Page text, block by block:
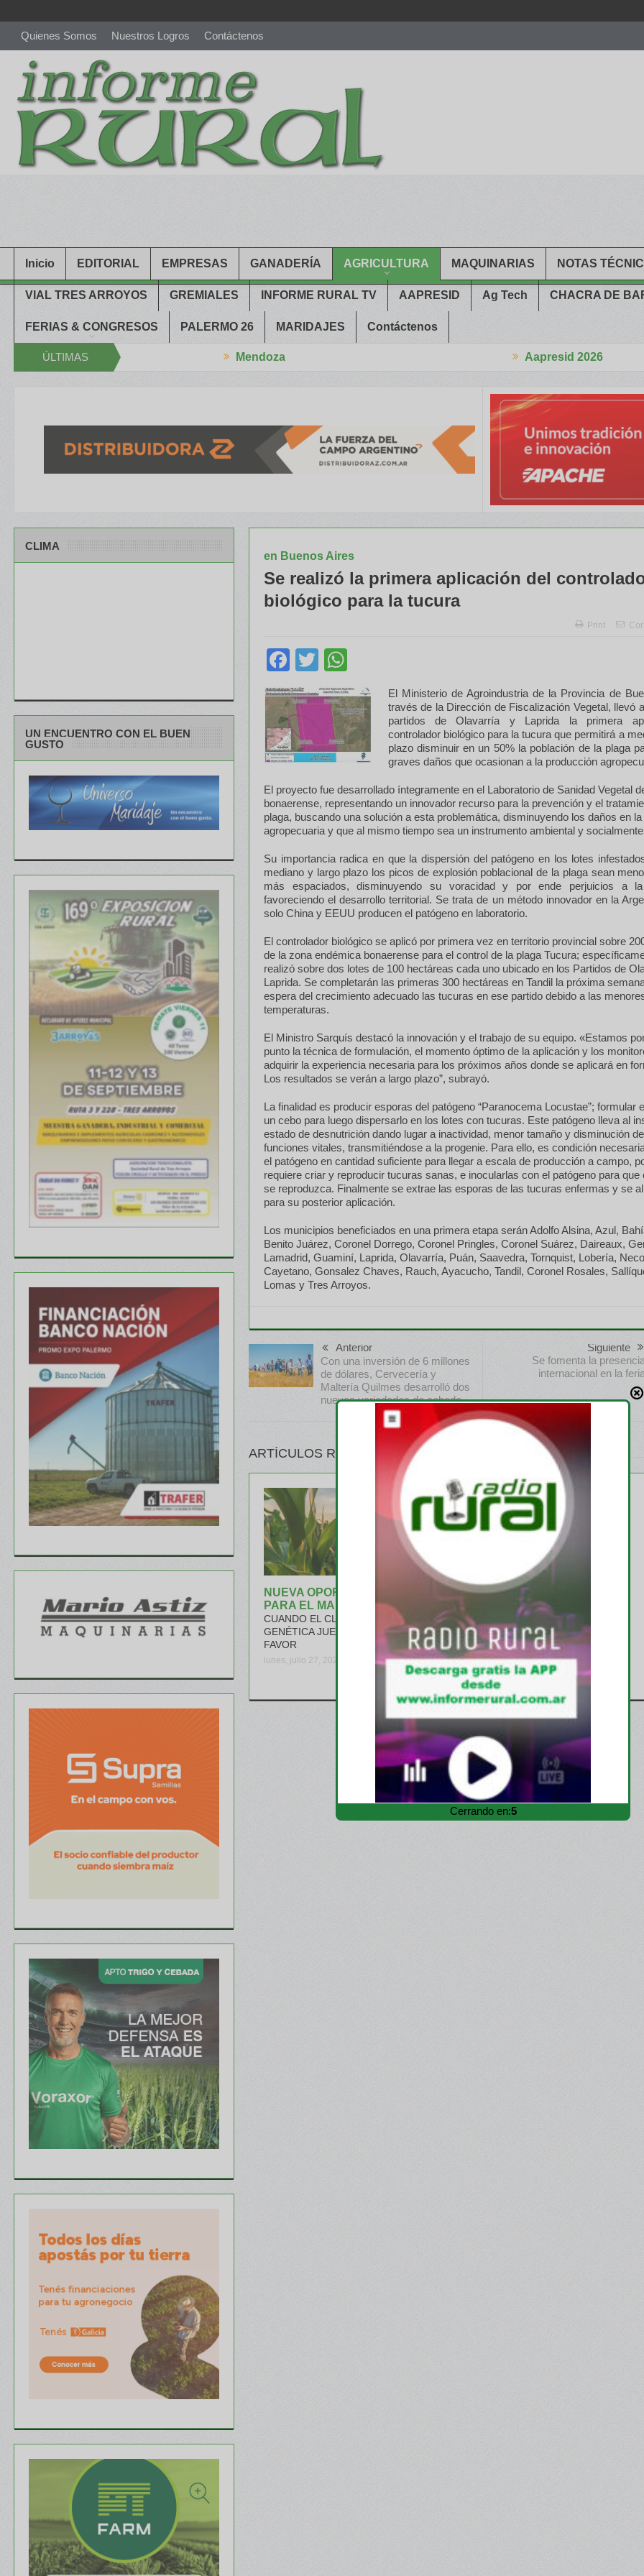
Quienes Somos Nuestros Logros Contáctenos
richardmillereplica is also available with delicate watches for women.patekphilippe.to
Inicio EDITORIAL EMPRESAS GANADERÍA AGRICULTURA MAQUINARIAS NOTAS
VIAL TRES ARROYOS GREMIALES INFORME RURAL TV AAPRESID Ag Tech CHACRA DE
FERIAS & CONGRESOS PALERMO 26 MARIDAJES Contáctenos
ÚLTIMAS Aapresid 2026
en Buenos Aires
Se realizó la primera aplicación del
biológico para la tucura
Print
Facebook
Twitter
El Ministerio de Agroindustria de la Provincia de
través de la Dirección de Fiscalización Vegetal, llevó
partidos de Olavarría y Laprida la primera
controlador biológico para la tucura que permitirá a
plazo disminuir en un 50% la población de la plaga
graves daños que ocasionan a la producción
El proyecto fue desarrollado íntegramente en el Laboratorio de Sanidad Vegetal
bonaerense, representando un innovador recurso para la prevención y el
plaga, buscando una solución a esta problemática, disminuyendo los daños en
agropecuaria y que al mismo tiempo sea un instrumento ambiental y
Su importancia radica en que la dispersión del patógeno en los lotes
mediano y largo plazo los picos de explosión poblacional de la plaga sean
más espaciados, disminuyendo su voracidad y por ende perjuicios a la
favoreciendo el desarrollo territorial. Se trata de un método innovador en la
solo China y EEUU producen el patógeno en laboratorio.
El controlador biológico se aplicó por primera vez en territorio provincial sobre
de la zona endémica bonaerense para el control de la plaga Tucura;
realizó sobre dos lotes de 100 hectáreas cada uno ubicado en los Partidos de
Laprida. Se completarán las primeras 300 hectáreas en Tandil la próxima
espera del crecimiento adecuado las tucuras en ese partido debido a las
temperaturas.
El Ministro Sarquís destacó la innovación y el trabajo de su equipo. «Estamos
punto la técnica de formulación, el momento óptimo de la aplicación y los
adquirir la experiencia necesaria para los próximos años donde se aplicará en
Los resultados se verán a largo plazo”, subrayó.
La finalidad es producir esporas del patógeno “Paranocema Locustae”; formular
un cebo para luego dispersarlo en los lotes con tucuras. Este patógeno lleva al
estado de desnutrición dando lugar a inactividad, menor tamaño y disminución
funciones vitales, transmitiéndose a la progenie. Para ello, es condición
el patógeno en cantidad suficiente para llegar a escala de producción a campo,
requiere criar y reproducir tucuras sanas, e inocularlas con el patógeno para que
se reproduzca. Finalmente se extrae las esporas de las tucuras enfermas y se
para su posterior aplicación.
Los municipios beneficiados en una primera etapa serán Adolfo Alsina, Azul,
Benito Juárez, Coronel Dorrego, Coronel Pringles, Coronel Suárez, Daireaux,
Lamadrid, Guaminí, Laprida, Olavarría, Puán, Saavedra, Tornquist, Lobería,
Cayetano, Gonsalez Chaves, Rauch, Ayacucho, Tandil, Coronel Rosales,
Lomas y Tres Arroyos.
Anterior
Con una inversión de 6 millones
de dólares, Cervecería y
Maltería Quilmes desarrolló dos
nuevas variedades de cebada
Siguiente
Se fomenta la
internacional en la
ARTÍCULOS RELATIVOS
NUEVA OPORTUNIDAD
PARA EL MAÍZ:
CUANDO EL CLIMA Y LA
GENÉTICA JUEGAN A
FAVOR
lunes, julio 27, 2026
AGRICULTURA
Argentina aprobó un nuevo
maíz genéticamente
modificado con protección
contra insectos y tolerancia a
herbicidas
viernes, julio 10, 2026
CLIMA
UN ENCUENTRO CON EL BUEN
GUSTO
Cerrando en:3